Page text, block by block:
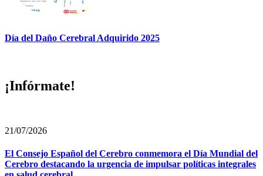
Día del Daño Cerebral Adquirido 2025
¡Infórmate!
21/07/2026
El Consejo Español del Cerebro conmemora el Día Mundial del
Cerebro destacando la urgencia de impulsar políticas integrales